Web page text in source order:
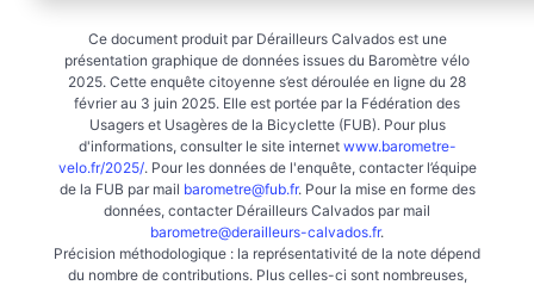
Ce document produit par Dérailleurs Calvados est une
présentation graphique de données issues du Baromètre vélo
2025. Cette enquête citoyenne s’est déroulée en ligne du 28
février au 3 juin 2025. Elle est portée par la Fédération des
Usagers et Usagères de la Bicyclette (FUB). Pour plus
d'informations, consulter le site internet www.barometre-
velo.fr/2025/. Pour les données de l'enquête, contacter l’équipe
de la FUB par mail barometre@fub.fr. Pour la mise en forme des
données, contacter Dérailleurs Calvados par mail
barometre@derailleurs-calvados.fr.
Précision méthodologique : la représentativité de la note dépend
du nombre de contributions. Plus celles-ci sont nombreuses,